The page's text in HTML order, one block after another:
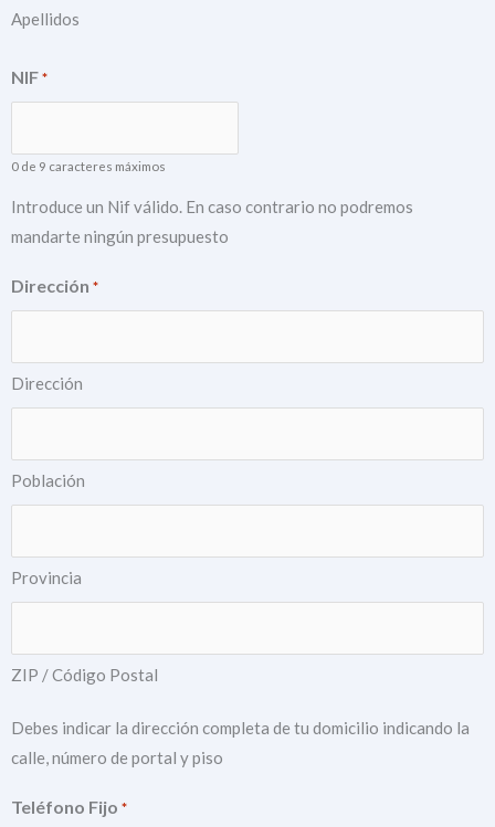
Apellidos
NIF *
0 de 9 caracteres máximos
Introduce un Nif válido. En caso contrario no podremos
mandarte ningún presupuesto
Dirección *
Dirección
Población
Provincia
ZIP / Código Postal
Debes indicar la dirección completa de tu domicilio indicando la
calle, número de portal y piso
Teléfono Fijo *